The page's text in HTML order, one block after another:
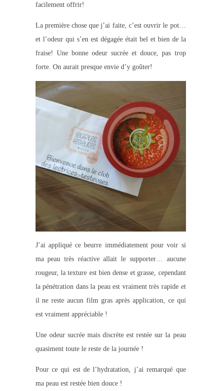
facilement offrir!
La première chose que j’ai faite, c’est ouvrir le pot…
et l’odeur qui s’en est dégagée était bel et bien de la
fraise! Une bonne odeur sucrée et douce, pas trop
forte. On aurait presque envie d’y goûter!
J’ai appliqué ce beurre immédiatement pour voir si
ma peau très réactive allait le supporter… aucune
rougeur, la texture est bien dense et grasse, cependant
la pénétration dans la peau est vraiment très rapide et
il ne reste aucun film gras après application, ce qui
est vraiment appréciable !
Uneodeur sucrée mais discrète est restée sur la peau
quasiment toute le reste de la journée !
Pour ce qui est de l’hydratation, j’ai remarqué que
ma peau est restée bien douce !